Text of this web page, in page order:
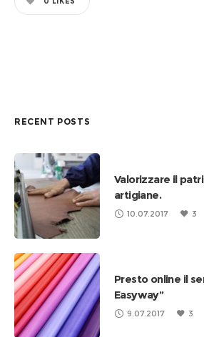
RECENT POSTS
Valorizzare il
artigiane.
10.07.2017 3
Presto online il
Easyway”
9.07.2017 3